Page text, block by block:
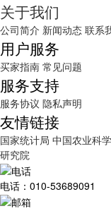
关于我们
公司简介 新闻动态 联系
用户服务
买家指南 常见问题
服务支持
服务协议 隐私声明
友情链接
国家统计局 中国农业科
研究院
电话：010-53689091